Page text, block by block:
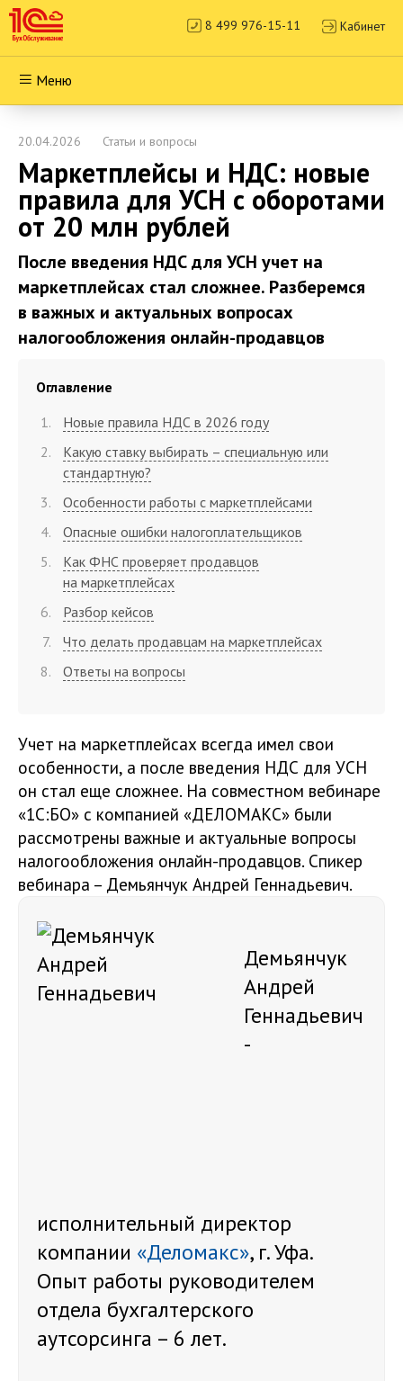
8 499 976-15-11 Кабинет
Меню
20.04.2026 Статьи и вопросы
Маркетплейсы и НДС: новые
правила для УСН с оборотами
от 20 млн рублей
После введения НДС для УСН учет на
маркетплейсах стал сложнее. Разберемся
в важных и актуальных вопросах
налогообложения онлайн-продавцов
Оглавление
Новые правила НДС в 2026 году
Какую ставку выбирать – специальную или
стандартную?
Особенности работы с маркетплейсами
Опасные ошибки налогоплательщиков
Как ФНС проверяет продавцов
на маркетплейсах
Разбор кейсов
Что делать продавцам на маркетплейсах
Ответы на вопросы
Учет на маркетплейсах всегда имел свои
особенности, а после введения НДС для УСН
он стал еще сложнее. На совместном вебинаре
«1С:БО» с компанией «ДЕЛОМАКС» были
рассмотрены важные и актуальные вопросы
налогообложения онлайн-продавцов. Спикер
вебинара – Демьянчук Андрей Геннадьевич.
Демьянчук
Андрей
Геннадьевич
-
исполнительный директор
компании «Деломакс», г. Уфа.
Опыт работы руководителем
отдела бухгалтерского
аутсорсинга – 6 лет.